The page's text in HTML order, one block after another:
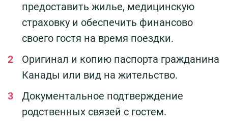
предоставить жилье, медицинскую
страховку и обеспечить финансово
своего гостя на время поездки.
Оригинал и копию паспорта гражданина
Канады или вид на жительство.
Документальное подтверждение
родственных связей с гостем.